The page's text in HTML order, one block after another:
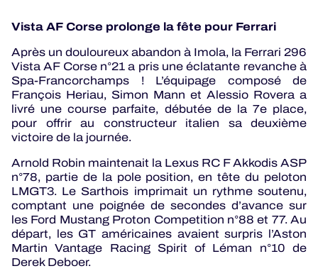
Vista AF Corse prolonge la fête pour Ferrari
Après un douloureux abandon à Imola, la Ferrari 296
Vista AF Corse n°21 a pris une éclatante revanche à
Spa-Francorchamps ! L’équipage composé de
François Heriau, Simon Mann et Alessio Rovera a
livré une course parfaite, débutée de la 7e place,
pour offrir au constructeur italien sa deuxième
victoire de la journée.
Arnold Robin maintenait la Lexus RC F Akkodis ASP
n°78, partie de la pole position, en tête du peloton
LMGT3. Le Sarthois imprimait un rythme soutenu,
comptant une poignée de secondes d’avance sur
les Ford Mustang Proton Competition n°88 et 77. Au
départ, les GT américaines avaient surpris l’Aston
Martin Vantage Racing Spirit of Léman n°10 de
Derek Deboer.